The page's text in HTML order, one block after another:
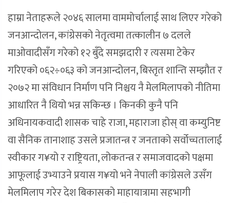
हाम्रा नेताहरूले २०४६ सालमा वाममोर्चालाई साथ लिएर गरेको
जनआन्दोलन, कांग्रेसको नेतृत्वमा तत्कालीन ७ दलले
माओवादीसँग गरेको १२ बुँदे समझदारी र त्यसमा टेकेर
गरिएको ०६२÷०६३ को जनआन्दोलन, बिस्तृत शान्ति सम्झौत र
२०७२ मा संविधान निर्माण पनि निश्चय नै मेलमिलापको नीतिमा
आधारित नै थियो भन्न सकिन्छ । किनकी कुनै पनि
अधिनायकवादी शासक चाहे राजा, महाराजा होस् वा कम्युनिष्ट
वा सैनिक तानाशाह उसले प्रजातन्त्र र जनताको सर्वोच्चतालाई
स्वीकार ग¥यो र राष्ट्रियता, लोकतन्त्र र समाजवादको पक्षमा
आफूलाई उभ्याउने प्रयास ग¥यो भने नेपाली कांग्रेसले उसँग
मेलमिलाप गरेर देश बिकासको माहायात्रामा सहभागी